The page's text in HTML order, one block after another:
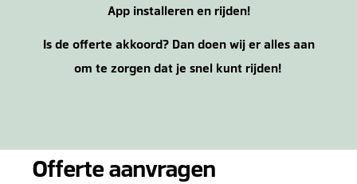
App installeren en rijden!
Is de offerte akkoord? Dan doen wij er alles aan
om te zorgen dat je snel kunt rijden!
Offerte aanvragen